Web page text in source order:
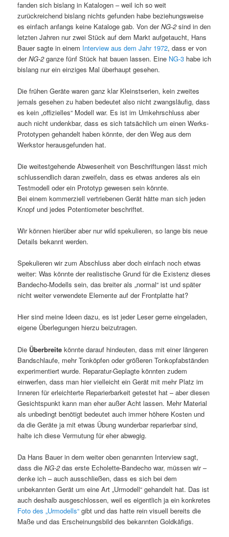
fanden sich bislang in Katalogen – weil ich so weit
zurückreichend bislang nichts gefunden habe beziehungsweise
es einfach anfangs keine Kataloge gab. Von derNG-2sind in den
letzten Jahren nur zwei Stück auf dem Markt aufgetaucht, Hans
Bauer sagte in einem Interview aus dem Jahr 1972, dass er von
derNG-2ganze fünf Stück hat bauen lassen. Eine NG-3 habe ich
bislang nur ein einziges Mal überhaupt gesehen.
Die frühen Geräte waren ganz klar Kleinstserien, kein zweites
jemals gesehen zu haben bedeutet also nicht zwangsläufig, dass
es kein „offizielles“ Modell war. Es ist im Umkehrschluss aber
auch nicht undenkbar, dass es sich tatsächlich um einen Werks-
Prototypen gehandelt haben könnte, der den Weg aus dem
Werkstor herausgefunden hat.
Die weitestgehende Abwesenheit von Beschriftungen lässt mich
schlussendlich daran zweifeln, dass es etwas anderes als ein
Testmodell oder ein Prototyp gewesen sein könnte.
Bei einem kommerziell vertriebenen Gerät hätte man sich jeden
Knopf und jedes Potentiometer beschriftet.
Wir können hierüber aber nur wild spekulieren, so lange bis neue
Details bekannt werden.
Spekulieren wir zum Abschluss aber doch einfach noch etwas
weiter: Was könnte der realistische Grund für die Existenz dieses
Bandecho-Modells sein, das breiter als „normal“ ist und später
nicht weiter verwendete Elemente auf der Frontplatte hat?
Hier sind meine Ideen dazu, es ist jeder Leser gerne eingeladen,
eigene Überlegungen hierzu beizutragen.
Die Überbreitekönnte darauf hindeuten, dass mit einer längeren
Bandschlaufe, mehr Tonköpfen oder größeren Tonkopfabständen
experimentiert wurde. Reparatur-Geplagte könnten zudem
einwerfen, dass man hier vielleicht ein Gerät mit mehr Platz im
Inneren für erleichterte Reparierbarkeit getestet hat – aber diesen
Gesichtspunkt kann man eher außer Acht lassen. Mehr Material
als unbedingt benötigt bedeutet auch immer höhere Kosten und
da die Geräte ja mit etwas Übung wunderbar reparierbar sind,
halte ich diese Vermutung für eher abwegig.
Da Hans Bauer in dem weiter oben genannten Interview sagt,
dass dieNG-2das erste Echolette-Bandecho war, müssen wir –
denke ich – auch ausschließen, dass es sich bei dem
unbekannten Gerät um eine Art „Urmodell“ gehandelt hat. Das ist
auch deshalb ausgeschlossen, weil es eigentlich ja ein konkretes
Foto des „Urmodells“ gibt und das hatte rein visuell bereits die
Maße und das Erscheinungsbild des bekannten Goldkäfigs.